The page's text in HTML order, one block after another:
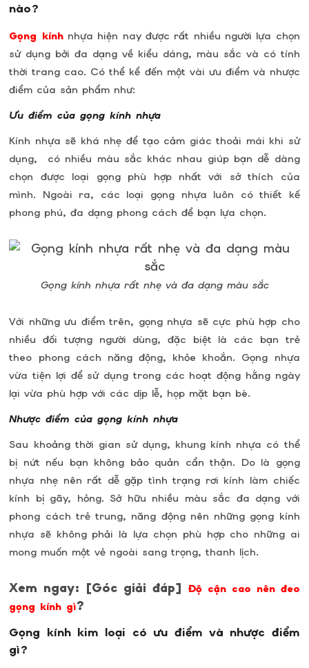
nào?
Gọng kínhnhựa hiện nay được rất nhiều người lựa chọn
sử dụng bởi đa dạng về kiểu dáng, màu sắc và có tính
thời trang cao. Có thể kể đến một vài ưu điểm và nhược
điểm của sản phẩm như:
Ưu điểm của gọng kính nhựa
Kính nhựa sẽ khá nhẹ để tạo cảm giác thoải mái khi sử
dụng, có nhiều màu sắc khác nhau giúp bạn dễ dàng
chọn được loại gọng phù hợp nhất với sở thích của
mình. Ngoài ra, các loại gọng nhựa luôn có thiết kế
phong phú, đa dạng phong cách để bạn lựa chọn.
Gọng kính nhựa rất nhẹ và đa dạng màu sắc
Với những ưu điểm trên, gọng nhựa sẽ cực phù hợp cho
nhiều đối tượng người dùng, đặc biệt là các bạn trẻ
theo phong cách năng động, khỏe khoắn. Gọng nhựa
vừa tiện lợi để sử dụng trong các hoạt động hằng ngày
lại vừa phù hợp với các dịp lễ, họp mặt bạn bè.
Nhược điểm của gọng kính nhựa
Sau khoảng thời gian sử dụng, khung kính nhựa có thể
bị nứt nếu bạn không bảo quản cẩn thận. Do là gọng
nhựa nhẹ nên rất dễ gặp tình trạng rơi kính làm chiếc
kính bị gãy, hỏng. Sở hữu nhiều màu sắc đa dạng với
phong cách trẻ trung, năng động nên những gọng kính
nhựa sẽ không phải là lựa chọn phù hợp cho những ai
mong muốn một vẻ ngoài sang trọng, thanh lịch.
Xem ngay: [Góc giải đáp] Độ cận cao nên đeo
gọng kính gì?
Gọng kính kim loại có ưu điểm và nhược điểm
gì?